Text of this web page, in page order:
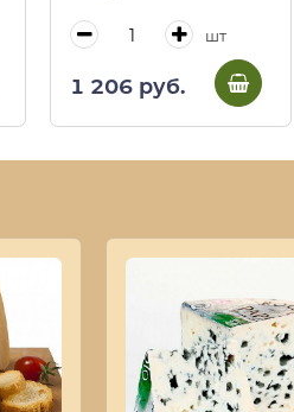
шт
1 206 руб.